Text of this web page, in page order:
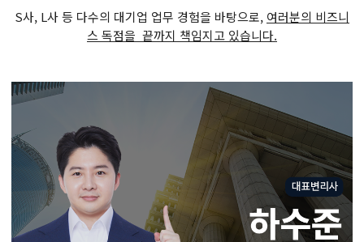
S사, L사 등 다수의 대기업 업무 경험을 바탕으로, 여러분의 비즈니
스 독점을 끝까지 책임지고 있습니다.